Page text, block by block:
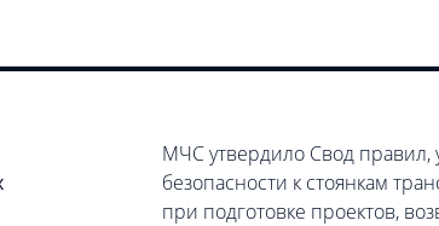
МЧС утвердило Свод
безопасности к стоянкам
при подготовке проектов,